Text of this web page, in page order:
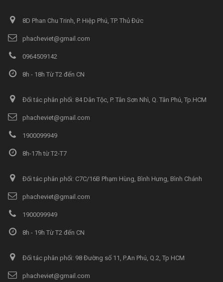
8D Phan Chu Trinh, P. Hiệp Phú, TP. Thủ Đức
phacheviet@gmail.com
0964509142
8h - 18h Từ T2 đến CN
Đối tác phân phối: 84 Dân Tộc, P. Tân Sơn Nhì, Q. Tân Phú, Tp.HCM
phacheviet@gmail.com
1900099949
8h-17h từ T2-T7
Đối tác phân phối: C7C/16B Phạm Hùng, Bình Hưng, Bình Chánh
phacheviet@gmail.com
1900099949
8h - 19h Từ T2 đến CN
Đối tác phân phối: 98 Đường số 11, P.An Phú, Q.2, Tp HCM
phacheviet@gmail.com